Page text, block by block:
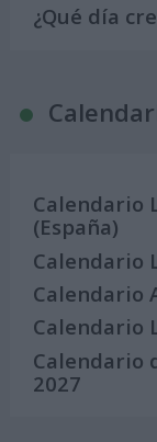
¿Qué día
Calendario
(España)
Calendario
Calendario
Calendario
Calendario
2027